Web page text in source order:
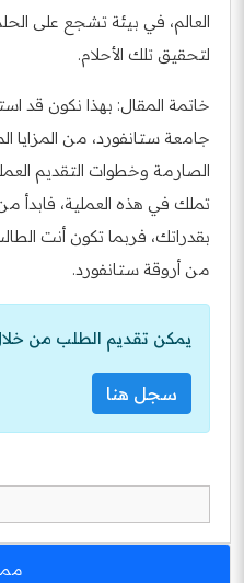
العالم، في بيئة تشجع على
لتحقيق تلك الأحلام.
خاتمة المقال: بهذا نكون قد
جامعة ستانفورد، من المزايا
الصارمة وخطوات التقديم
تملك في هذه العملية، فابدأ
بقدراتك، فربما تكون أنت
من أروقة ستانفورد.
يمكن تقديم الطلب من
سجل هنا